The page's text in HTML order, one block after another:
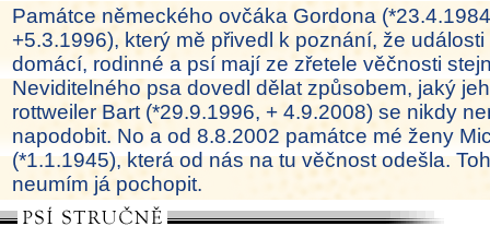
Památce německého ovčáka Gordona
+5.3.1996), který mě přivedl k poznání, že
domácí, rodinné a psí mají ze zřetele věčnosti
Neviditelného psa dovedl dělat způsobem, jaký
rottweiler Bart (*29.9.1996, + 4.9.2008) se nikdy
napodobit. No a od 8.8.2002 památce mé ženy
(*1.1.1945), která od nás na tu věčnost odešla.
neumím já pochopit.